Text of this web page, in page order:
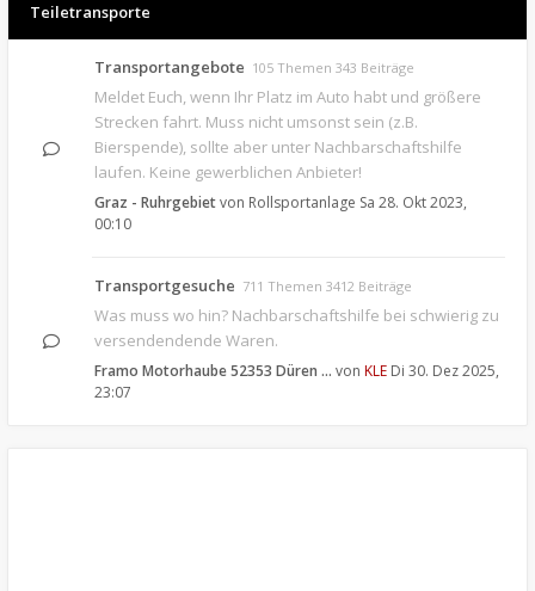
Teiletransporte
Transportangebote 105 Themen 343 Beiträge
Meldet Euch, wenn Ihr Platz im Auto habt und größere
Strecken fahrt. Muss nicht umsonst sein (z.B.
Bierspende), sollte aber unter Nachbarschaftshilfe
laufen. Keine gewerblichen Anbieter!
Graz - Ruhrgebietvon Rollsportanlage Sa 28. Okt 2023,
00:10
Transportgesuche 711 Themen 3412 Beiträge
Was muss wo hin? Nachbarschaftshilfe bei schwierig zu
versendendende Waren.
Framo Motorhaube 52353 Düren … von KLE Di 30. Dez 2025,
23:07